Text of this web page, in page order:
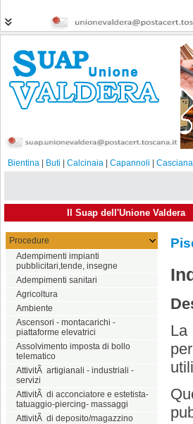
Bientina Buti Calcinaia Capannoli
Il Suap dell'Unione Valdera
Procedure
Adempimenti impianti
pubblicitari,tende, insegne
Adempimenti sanitari
Agricoltura
Ambiente
Ascensori - montacarichi -
piattaforme elevatrici
Assolvimento imposta di bollo
telematico
AttivitÃ artigianali - industriali -
servizi
AttivitÃ di acconciatore e estetista-
tatuaggio-piercing- massaggi
AttivitÃ di deposito/magazzino
La